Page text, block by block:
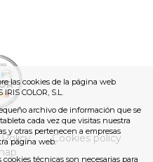
Cookies policy
las cookies de la página web
COLOR, S.L.
archivo de información que se
cada vez que visitas nuestra
y otras pertenecen a empresas
página web.
cookies técnicas son necesarias para